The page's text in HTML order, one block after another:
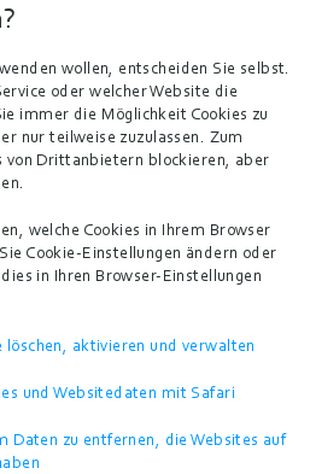
wollen, entscheiden Sie selbst.
oder welcher Website die
immer die Möglichkeit Cookies zu
nur teilweise zuzulassen. Zum
von Drittanbietern blockieren, aber
welche Cookies in Ihrem Browser
Cookie-Einstellungen ändern oder
in Ihren Browser-Einstellungen
löschen, aktivieren und verwalten
und Websitedaten mit Safari
Daten zu entfernen, die Websites auf